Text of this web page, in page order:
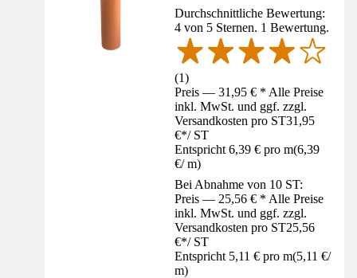
Durchschnittliche Bewertung:
4 von 5 Sternen. 1 Bewertung.
(1)
Preis — 31,95 € * Alle Preise
inkl. MwSt. und ggf. zzgl.
Versandkosten pro ST31,95
€*/ ST
Entspricht 6,39 € pro m(6,39
€/ m)
Bei Abnahme von 10 ST:
Preis — 25,56 € * Alle Preise
inkl. MwSt. und ggf. zzgl.
Versandkosten pro ST25,56
€*/ ST
Entspricht 5,11 € pro m(5,11 €/
m)